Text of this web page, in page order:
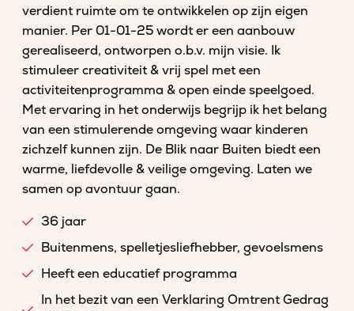
verdient ruimte om te ontwikkelen op zijn eigen
manier. Per 01-01-25 wordt er een aanbouw
gerealiseerd, ontworpen o.b.v. mijn visie. Ik
stimuleer creativiteit & vrij spel met een
activiteitenprogramma & open einde speelgoed.
Met ervaring in het onderwijs begrijp ik het belang
van een stimulerende omgeving waar kinderen
zichzelf kunnen zijn. De Blik naar Buiten biedt een
warme, liefdevolle & veilige omgeving. Laten we
samen op avontuur gaan.
36 jaar
Buitenmens, spelletjesliefhebber, gevoelsmens
Heeft een educatief programma
In het bezit van een Verklaring Omtrent Gedrag